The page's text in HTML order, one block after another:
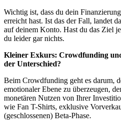
Wichtig ist, dass du dein
erreicht hast. Ist das der Fall, landet
auf deinem Konto. Hast du das Ziel
du leider gar nichts.
Kleiner Exkurs: Crowdfunding
der Unterschied?
Beim Crowdfunding geht es darum,
emotionaler Ebene zu überzeugen,
monetären Nutzen von Ihrer
wie Fan T-Shirts, exklusive
(geschlossenen) Beta-Phase.